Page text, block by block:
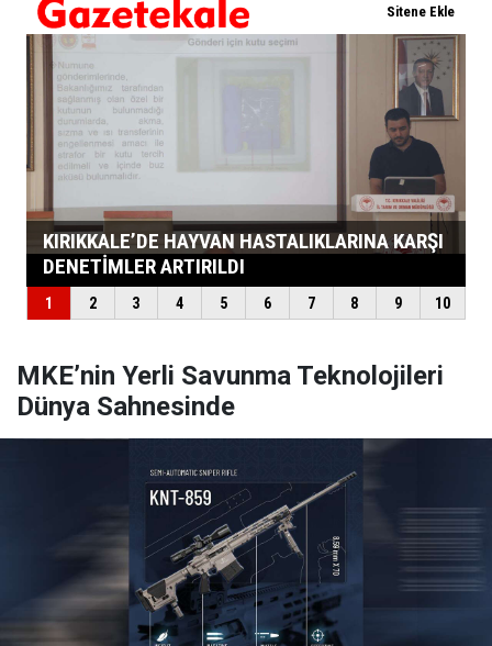
MKE’nin Yerli Savunma Teknolojileri
Dünya Sahnesinde